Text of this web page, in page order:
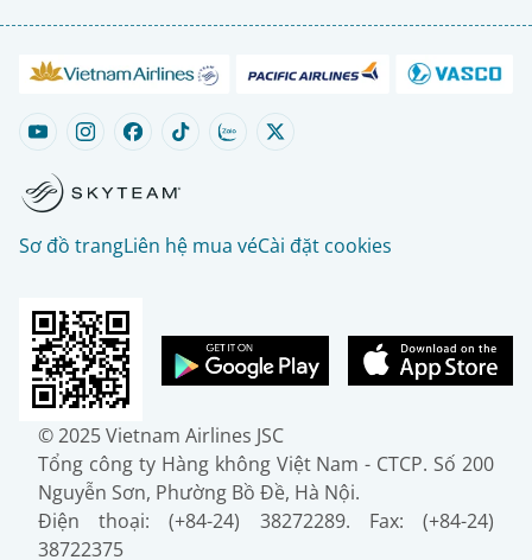
Sơ đồ trangLiên hệ mua véCài đặt cookies
© 2025 Vietnam Airlines JSC
Tổng công ty Hàng không Việt Nam - CTCP. Số 200
Nguyễn Sơn, Phường Bồ Đề, Hà Nội.
Điện thoại: (+84-24) 38272289. Fax: (+84-24)
38722375